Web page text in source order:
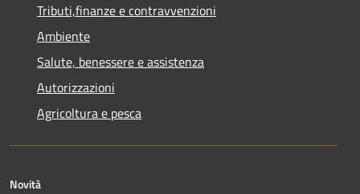
Tributi,finanze e contravvenzioni
Ambiente
Salute, benessere e assistenza
Autorizzazioni
Agricoltura e pesca
Novità